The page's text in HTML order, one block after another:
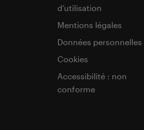
d’utilisation
Mentions légales
Données personnelles
Cookies
Accessibilité : non
conforme